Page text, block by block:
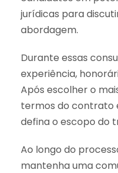
jurídicas para
abordagem.
Durante essas
experiência,
Após escolher o
termos do contrato
defina o escopo do
Ao longo do
mantenha uma